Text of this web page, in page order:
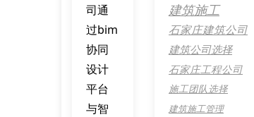
司通
过bim
协同
设计
平台
与智
建筑施工
石家庄建筑公司
建筑公司选择
石家庄工程公司
施工团队选择
建筑施工管理